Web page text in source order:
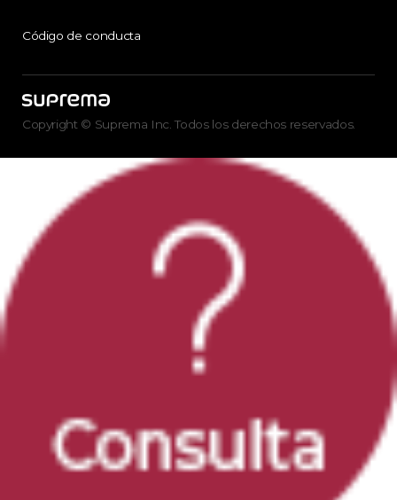
Código de conducta
Copyright © Suprema Inc. Todos los derechos reservados.